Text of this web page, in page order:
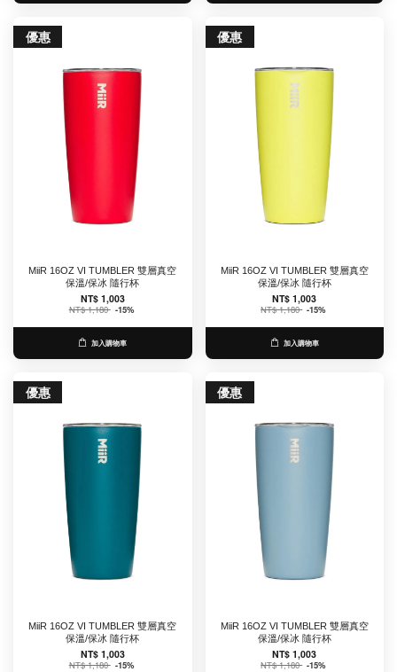
優惠
MiiR 16OZ VI TUMBLER 雙層真空
保溫/保冰 隨行杯
NT$ 1,003
NT$ 1,180 -15%
加入購物車
優惠
MiiR 16OZ VI TUMBLER 雙層真空
保溫/保冰 隨行杯
NT$ 1,003
NT$ 1,180 -15%
加入購物車
優惠
MiiR 16OZ VI TUMBLER 雙層真空
保溫/保冰 隨行杯
NT$ 1,003
NT$ 1,180 -15%
優惠
MiiR 16OZ VI TUMBLER 雙層真空
保溫/保冰 隨行杯
NT$ 1,003
NT$ 1,180 -15%